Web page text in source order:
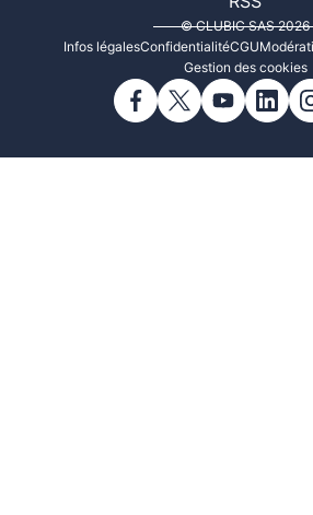
© CLUBIC SAS 2026
Infos légalesConfidentialitéCGU
Gestion des cookies